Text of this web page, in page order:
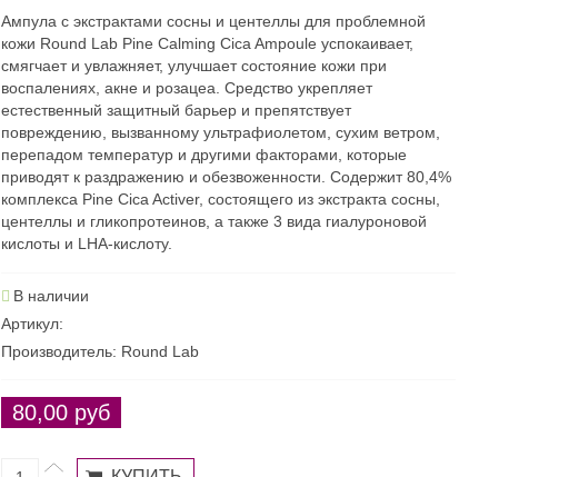
Ампула с экстрактами сосны и центеллы для проблемной
кожи Round Lab Pine Calming Cica Ampoule успокаивает,
смягчает и увлажняет, улучшает состояние кожи при
воспалениях, акне и розацеа. Средство укрепляет
естественный защитный барьер и препятствует
повреждению, вызванному ультрафиолетом, сухим ветром,
перепадом температур и другими факторами, которые
приводят к раздражению и обезвоженности. Содержит 80,4%
комплекса Pine Cica Activer, состоящего из экстракта сосны,
центеллы и гликопротеинов, а также 3 вида гиалуроновой
кислоты и LHA-кислоту.
В наличии
Артикул:
Производитель: Round Lab
80,00 руб